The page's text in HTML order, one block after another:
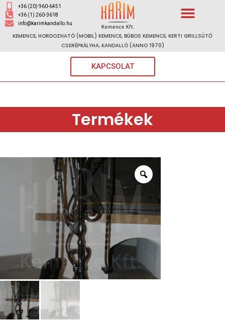
+36 (20) 960-6451
+36 (1) 260-3618
info@karimkandallo.hu
KEMENCE, HORDOZHATÓ (MOBIL) KEMENCE, BÚBOS KEMENCE, KERTI GRILLSÜTŐ
CSERÉPKÁLYHA, KANDALLÓ (ANNO 1970)
KAPCSOLAT
Termékek